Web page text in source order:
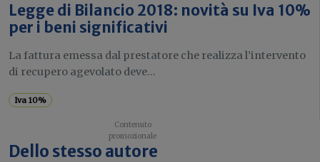
Legge di Bilancio 2018: novità su Iva 10%
per i beni significativi
La fattura emessa dal prestatore che realizza l’intervento
di recupero agevolato deve...
Iva 10%
Dello stesso autore